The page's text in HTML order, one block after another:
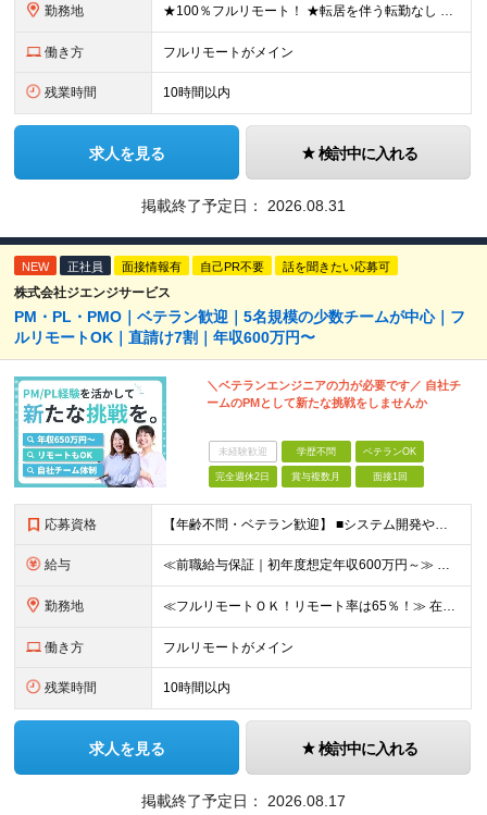
勤務地 ★100％フルリモート！ ★転居を伴う転勤なし 本社またはプロジェクト先にて勤務いただきます！ ※プロジェクト先は一都三県及び23区内がメイン 【本社】 東京都新宿区神楽坂1-2 研究社英語センタ
働き方 フルリモートがメイン
残業時間 10時間以内
求人を見る 検討中に入れる
掲載終了予定日： 2026.08.31
NEW 正社員 面接情報有 自己PR不要 話を聞きたい応募可
株式会社ジエンジサービス
PM・PL・PMO｜ベテラン歓迎｜5名規模の少数チームが中心｜フ
ルリモートOK｜直請け7割｜年収600万円〜
＼ベテランエンジニアの力が必要です／ 自社チ
ームのPMとして新たな挑戦をしませんか
未経験歓迎 学歴不問 ベテランOK
完全週休2日 賞与複数月 面接1回
応募資格 【年齢不問・ベテラン歓迎】 ■システム開発やインフラの実務経験をお持ちの方（言語・工程・年数不問） ■学歴不問 ≪こんな方はぜひご応募ください≫ □SE経験を積んだがリーダー・PLのポジションがない
給与 ≪前職給与保証｜初年度想定年収600万円～≫ 月給45万円以上＋決算賞与＋交通費 ※スキル・経験を考慮の上、優遇します ※上記月給には固定残業代月20時間分(5万1000円以上)を含みます。超過し
勤務地 ≪フルリモートＯＫ！リモート率は65％！≫ 在宅勤務または東京・神奈川・埼玉・千葉のお客様先での勤務 ■本社 東京都港区芝2-22-15 STKビル 1F (変更の範囲)上記を除く当社関連勤務地
働き方 フルリモートがメイン
残業時間 10時間以内
求人を見る 検討中に入れる
掲載終了予定日： 2026.08.17